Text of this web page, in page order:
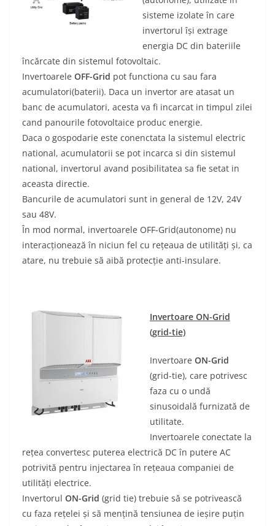
sisteme izolate în care
invertorul își extrage
energia DC din bateriile
încărcate din sistemul fotovoltaic.
Invertoarele OFF-Grid pot functiona cu sau fara
acumulatori(baterii). Daca un invertor are atasat un
banc de acumulatori, acesta va fi incarcat in timpul zilei
cand panourile fotovoltaice produc energie.
Daca o gospodarie este conenctata la sistemul electric
national, acumulatorii se pot incarca si din sistemul
national, invertorul avand posibilitatea sa fie setat in
aceasta directie.
Bancurile de acumulatori sunt in general de 12V, 24V
sau 48V.
În mod normal, invertoarele OFF-Grid(autonome) nu
interacționează în niciun fel cu rețeaua de utilități și, ca
atare, nu trebuie să aibă protecție anti-insulare.
Invertoare ON-Grid
(grid-tie)
Invertoare ON-Grid
(grid-tie), care potrivesc
faza cu o undă
sinusoidală furnizată de
utilitate.
Invertoarele conectate la
rețea convertesc puterea electrică DC în putere AC
potrivită pentru injectarea în rețeaua companiei de
utilități electrice.
Invertorul ON-Grid (grid tie) trebuie să se potrivească
cu faza rețelei și să mențină tensiunea de ieșire puțin